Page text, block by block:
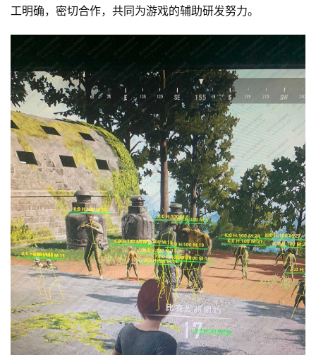
工明确，密切合作，共同为游戏的辅助研发努力。